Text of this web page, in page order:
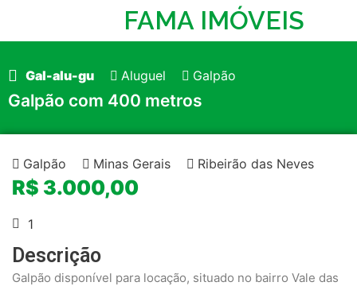
FAMA IMÓVEIS
Gal-alu-gu Aluguel Galpão
Galpão com 400 metros
Galpão Minas Gerais Ribeirão das Neves
R$ 3.000,00
1
Descrição
Galpão disponível para locação, situado no bairro Vale das